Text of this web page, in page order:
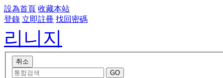
設為首頁 收藏本站
登錄 立即註冊 找回密碼
리니지